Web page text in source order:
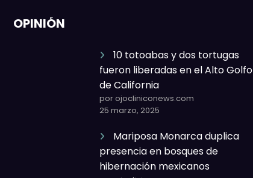
OPINIÓN
10 totoabas y dos tortugas
fueron liberadas en el Alto Golfo
de California
por ojocliniconews.com
25 marzo, 2025
Mariposa Monarca duplica
presencia en bosques de
hibernación mexicanos